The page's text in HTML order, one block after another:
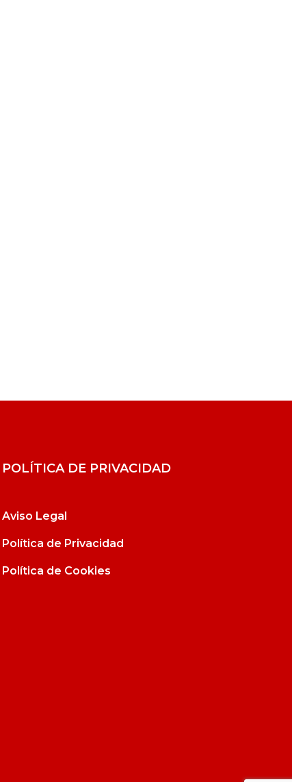
POLÍTICA DE PRIVACIDAD
Aviso Legal
Política de Privacidad
Política de Cookies